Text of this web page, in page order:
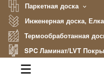
Паркетная доска
Инженерная доска, Елка
Термообработанная
SPC Ламинат/LVT